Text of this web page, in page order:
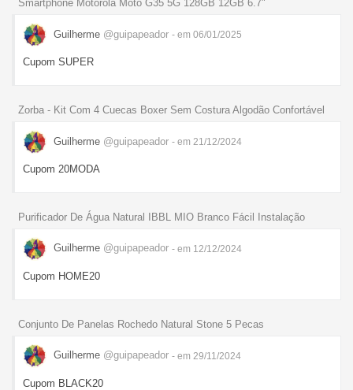
Smartphone Motorola Moto G35 5G 128GB 12GB 6.7"
Guilherme @guipapeador - em 06/01/2025
Cupom SUPER
Zorba - Kit Com 4 Cuecas Boxer Sem Costura Algodão Confortável
Guilherme @guipapeador - em 21/12/2024
Cupom 20MODA
Purificador De Água Natural IBBL MIO Branco Fácil Instalação
Guilherme @guipapeador - em 12/12/2024
Cupom HOME20
Conjunto De Panelas Rochedo Natural Stone 5 Pecas
Guilherme @guipapeador - em 29/11/2024
Cupom BLACK20